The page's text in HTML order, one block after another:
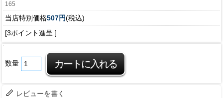
165
当店特別価格507円(税込)
[3ポイント進呈 ]
数量
レビューを書く